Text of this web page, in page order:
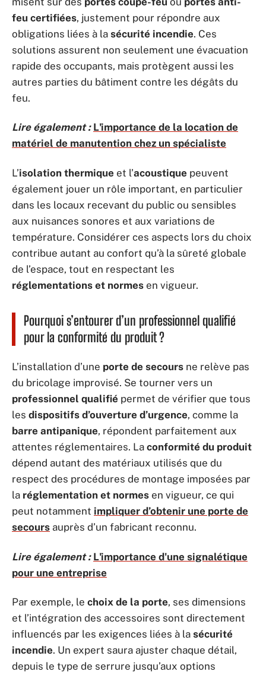
feu certifiées, justement pour répondre aux
obligations liées à la sécurité incendie. Ces
solutions assurent non seulement une évacuation
rapide des occupants, mais protègent aussi les
autres parties du bâtiment contre les dégâts du
feu.
Lire également : L'importance de la location de
matériel de manutention chez un spécialiste
L’isolation thermique et l’acoustique peuvent
également jouer un rôle important, en particulier
dans les locaux recevant du public ou sensibles
aux nuisances sonores et aux variations de
température. Considérer ces aspects lors du choix
contribue autant au confort qu’à la sûreté globale
de l’espace, tout en respectant les
réglementations et normes en vigueur.
Pourquoi s’entourer d’un professionnel qualifié
pour la conformité du produit ?
L’installation d’une porte de secours ne relève pas
du bricolage improvisé. Se tourner vers un
professionnel qualifié permet de vérifier que tous
les dispositifs d’ouverture d’urgence, comme la
barre antipanique, répondent parfaitement aux
attentes réglementaires. La conformité du produit
dépend autant des matériaux utilisés que du
respect des procédures de montage imposées par
la réglementation et normes en vigueur, ce qui
peut notamment impliquer d’obtenir une porte de
secours auprès d’un fabricant reconnu.
Lire également : L'importance d'une signalétique
pour une entreprise
Par exemple, le choix de la porte, ses dimensions
et l’intégration des accessoires sont directement
influencés par les exigences liées à la sécurité
incendie. Un expert saura ajuster chaque détail,
depuis le type de serrure jusqu’aux options